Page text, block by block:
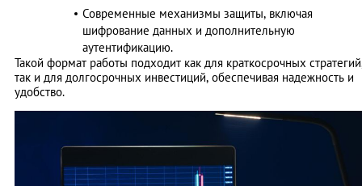
Современные механизмы защиты, включая
шифрование данных и дополнительную
аутентификацию.
Такой формат работы подходит как для краткосрочных
так и для долгосрочных инвестиций, обеспечивая надежность и
удобство.